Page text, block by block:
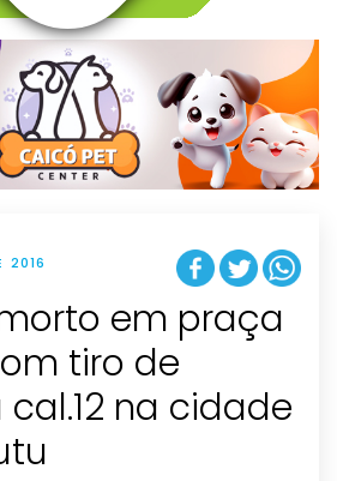
v
g
t
i
o
n
2016
em praça
tiro de
na cidade